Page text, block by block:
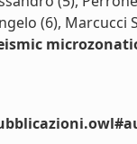
(6), Marcucci